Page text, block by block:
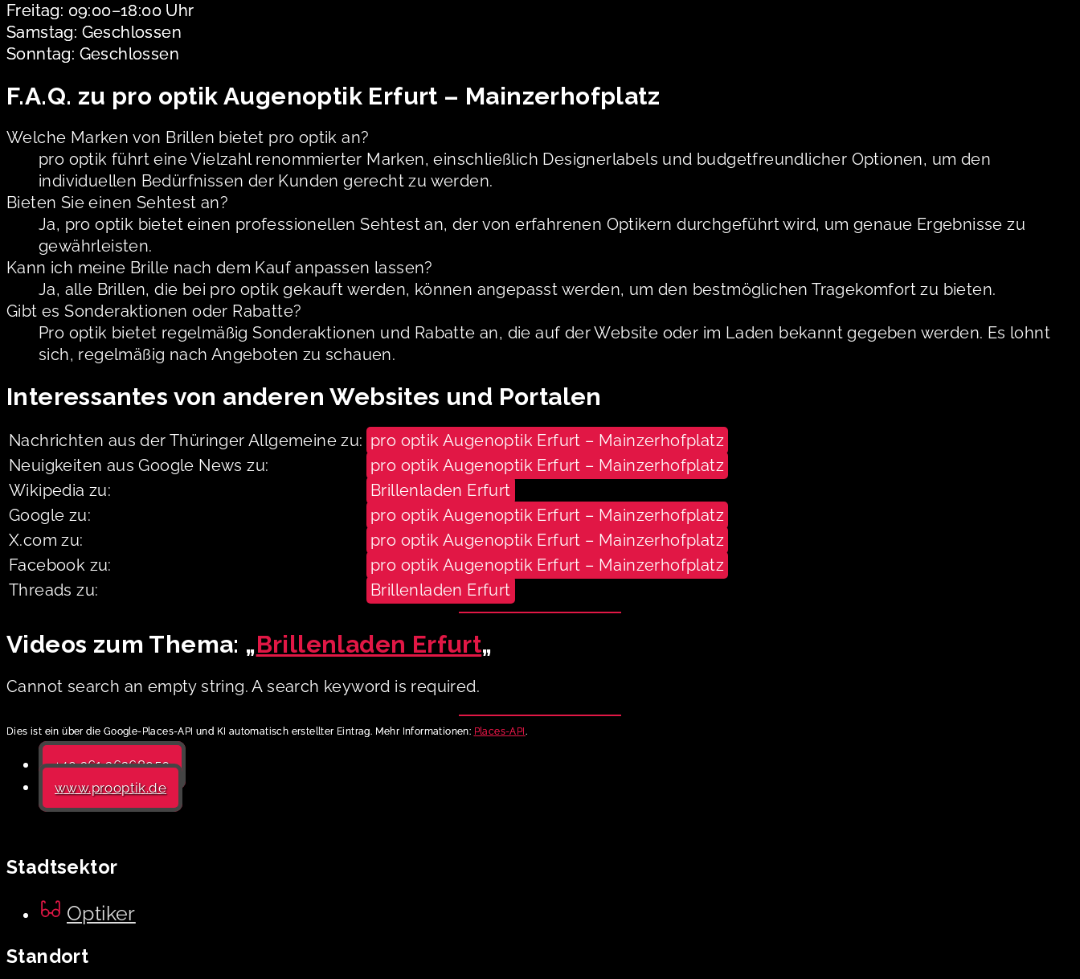
Freitag: 09:00–18:00 Uhr
Samstag: Geschlossen
Sonntag: Geschlossen
F.A.Q. zu pro optik Augenoptik Erfurt – Mainzerhofplatz
Welche Marken von Brillen bietet pro optik an?
pro optik führt eine Vielzahl renommierter Marken, einschließlich Designerlabels und budgetfreundlicher Optionen, um den
individuellen Bedürfnissen der Kunden gerecht zu werden.
Bieten Sie einen Sehtest an?
Ja, pro optik bietet einen professionellen Sehtest an, der von erfahrenen Optikern durchgeführt wird, um genaue Ergebnisse zu
gewährleisten.
Kann ich meine Brille nach dem Kauf anpassen lassen?
Ja, alle Brillen, die bei pro optik gekauft werden, können angepasst werden, um den bestmöglichen Tragekomfort zu bieten.
Gibt es Sonderaktionen oder Rabatte?
Pro optik bietet regelmäßig Sonderaktionen und Rabatte an, die auf der Website oder im Laden bekannt gegeben werden. Es lohnt
sich, regelmäßig nach Angeboten zu schauen.
Interessantes von anderen Websites und Portalen
Nachrichten aus der Thüringer Allgemeine zu: pro optik Augenoptik Erfurt – Mainzerhofplatz
Neuigkeiten aus Google News zu:
pro optik Augenoptik Erfurt – Mainzerhofplatz
Wikipedia zu:
Brillenladen Erfurt
Google zu:
pro optik Augenoptik Erfurt – Mainzerhofplatz
X.com zu:
pro optik Augenoptik Erfurt – Mainzerhofplatz
Facebook zu:
pro optik Augenoptik Erfurt – Mainzerhofplatz
Threads zu:
Brillenladen Erfurt
Videos zum Thema: „Brillenladen Erfurt„
Cannot search an empty string. A search keyword is required.
Dies ist ein über die Google-Places-API und KI automatisch erstellter Eintrag. Mehr Informationen: Places-API .
+49 361 26268950
www.prooptik.de
Stadtsektor
Optiker
Standort